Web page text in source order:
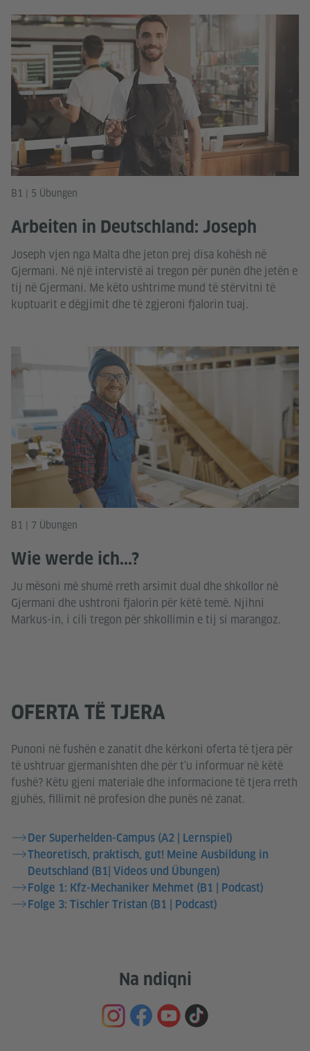
B1 | 5 Übungen
Arbeiten in Deutschland: Joseph
Joseph vjen nga Malta dhe jeton prej disa kohësh në
Gjermani. Në një intervistë ai tregon për punën dhe jetën e
tij në Gjermani. Me këto ushtrime mund të stërvitni të
kuptuarit e dëgjimit dhe të zgjeroni fjalorin tuaj.
B1 | 7 Übungen
Wie werde ich...?
Ju mësoni më shumë rreth arsimit dual dhe shkollor në
Gjermani dhe ushtroni fjalorin për këtë temë. Njihni
Markus-in, i cili tregon për shkollimin e tij si marangoz.
OFERTA TË TJERA
Punoni në fushën e zanatit dhe kërkoni oferta të tjera për
të ushtruar gjermanishten dhe për t’u informuar në këtë
fushë? Këtu gjeni materiale dhe informacione të tjera rreth
gjuhës, fillimit në profesion dhe punës në zanat.
Der Superhelden-Campus (A2 | Lernspiel)
Theoretisch, praktisch, gut! Meine Ausbildung in
Deutschland (B1| Videos und Übungen)
Folge 1: Kfz-Mechaniker Mehmet (B1 | Podcast)
Folge 3: Tischler Tristan (B1 | Podcast)
Na ndiqni